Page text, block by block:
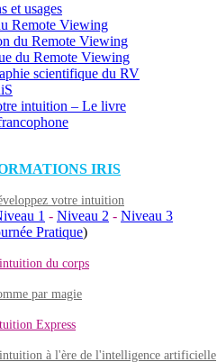
et usages
Remote Viewing
du Remote Viewing
du Remote Viewing
scientifique du RV
intuition – Le livre
IRIS
votre intuition
1 - Niveau 2 - Niveau 3
Pratique)
du corps
par magie
Express
à l'ère de l'intelligence artificielle